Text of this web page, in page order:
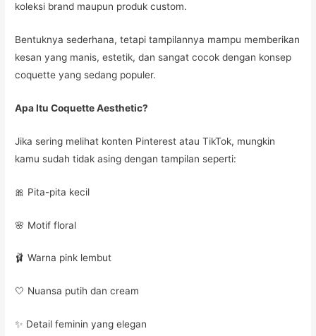
koleksi brand maupun produk custom.
Bentuknya sederhana, tetapi tampilannya mampu memberikan
kesan yang manis, estetik, dan sangat cocok dengan konsep
coquette yang sedang populer.
Apa Itu Coquette Aesthetic?
Jika sering melihat konten Pinterest atau TikTok, mungkin
kamu sudah tidak asing dengan tampilan seperti:
🎀 Pita-pita kecil
🌸 Motif floral
🩰 Warna pink lembut
🤍 Nuansa putih dan cream
✨ Detail feminin yang elegan